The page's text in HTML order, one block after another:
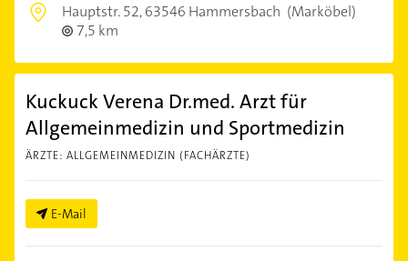
Hauptstr. 52,63546 Hammersbach (Marköbel)
7,5 km
Kuckuck Verena Dr.med. Arzt für
Allgemeinmedizin und Sportmedizin
ÄRZTE: ALLGEMEINMEDIZIN (FACHÄRZTE)
E-Mail